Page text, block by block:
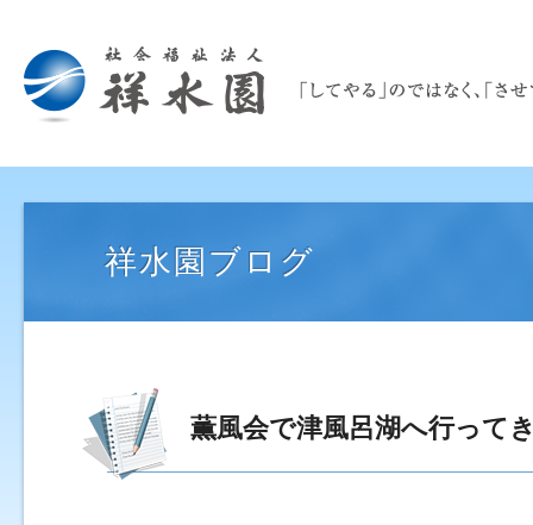
祥水園ブログ
薫風会で津風呂湖へ行って